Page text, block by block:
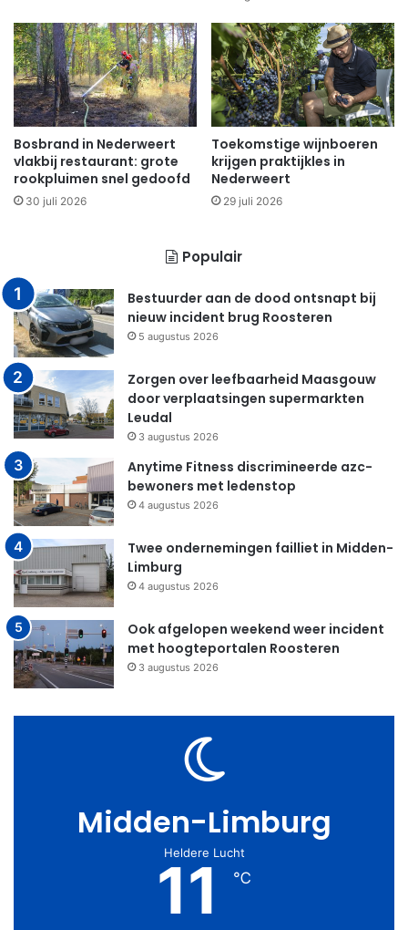
Bosbrand in Nederweert
vlakbij restaurant: grote
rookpluimen snel gedoofd
30 juli 2026
Toekomstige wijnboeren
krijgen praktijkles in
Nederweert
29 juli 2026
Populair
Bestuurder aan de dood ontsnapt bij
nieuw incident brug Roosteren
5 augustus 2026
Zorgen over leefbaarheid Maasgouw
door verplaatsingen supermarkten
Leudal
3 augustus 2026
Anytime Fitness discrimineerde azc-
bewoners met ledenstop
4 augustus 2026
Twee ondernemingen failliet in Midden-
Limburg
4 augustus 2026
Ook afgelopen weekend weer incident
met hoogteportalen Roosteren
3 augustus 2026
Midden-Limburg
Heldere Lucht
11 ℃